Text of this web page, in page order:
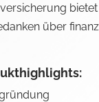
über